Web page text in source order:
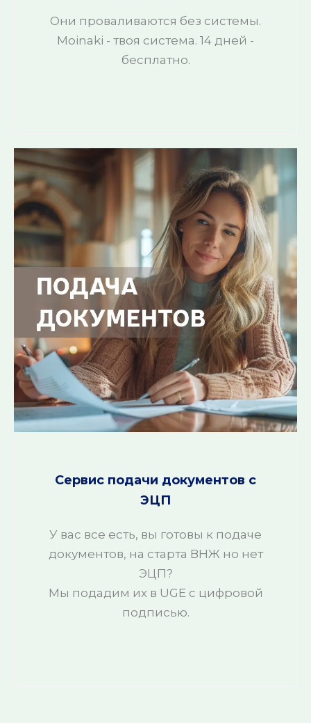
Они проваливаются без системы.
Moinaki - твоя система. 14 дней -
бесплатно.
Сервис подачи документов с
ЭЦП
У вас все есть, вы готовы к подаче
документов, на старта ВНЖ но нет
ЭЦП?
Мы подадим их в UGE с цифровой
подписью.